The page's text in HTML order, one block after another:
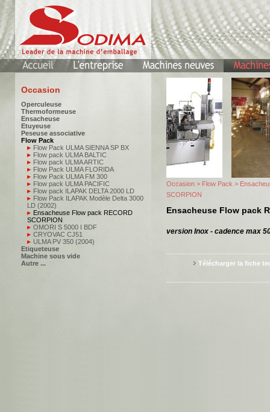
Occasion
Operculeuse
Thermoformeuse
Ensacheuse
Etuyeuse
Peseuse associative
Flow Pack
Flow Pack ULMA SIENNA SP BX
Flow pack ULMA BALTIC
Flow pack ULMA ARTIC
Flow Pack ULMA FLORIDA
Flow Pack ULMA FM 300
Flow pack ULMA PACIFIC
Flow pack ILAPAK DELTA 2000 LD
Flow Pack ILAPAK Modèle Delta 3000
LD (2002)
Ensacheuse Flow pack RECORD
SCORPION
OMORI S 5000 I BDF
CRYOVAC CJ51
ULMA PV 350 (2004)
Etiqueteuse
Machine sous vide
Autre ...
Occasion > Flow Pack >
SCORPION
Ensacheuse Flow pack
version Inox - cadence max
Télécharger la fiche